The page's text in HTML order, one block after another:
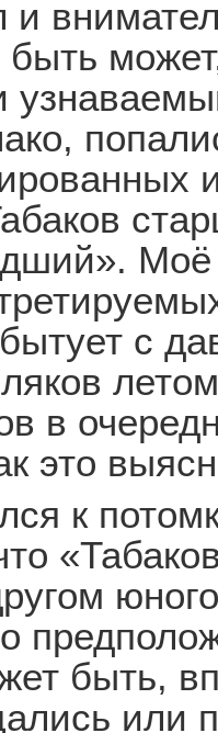
и
с
в
это
к
быть,
или